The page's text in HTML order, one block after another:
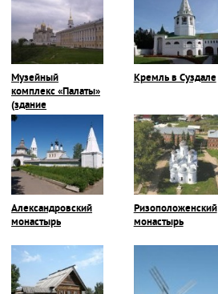
Музейный
комплекс «Палаты»
(здание
Присутственных
Кремль в Суздале
Александровский
монастырь
Ризоположенский
монастырь